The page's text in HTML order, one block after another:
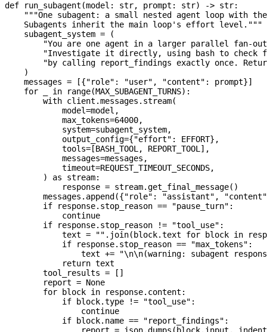
def run_subagent (model : str, prompt : str) -> str:
"""One subagent: a small nested agent loop with
    Subagents inherit the main loop's effort level."""
    subagent_system
= (
"You are one agent in a larger parallel fan-
"Investigate it directly, using bash to check
"by calling report_findings exactly once.
    )
    messages
= [{"role" : "user" , "content" : prompt}]
    for
in range(MAX_SUBAGENT_TURNS):
        with
client.messages.stream(
            model
=model,
            max_tokens
=64000,
            system
=subagent_system,
            output_config
={"effort" : EFFORT},
            tools
= [BASH_TOOL , REPORT_TOOL ],
            messages
=messages,
            timeout
=REQUEST_TIMEOUT_SECONDS,
        )
as stream:
            response
= stream.get_final_message()
        messages.append({
"role" : "assistant" ,
"content"
        if
response.stop_reason == "pause_turn" :
            continue
        if
response.stop_reason != "tool_use" :
            text
= "" .join(block.text for block in
            if
response.stop_reason == "max_tokens" :
                text
+= "\n\n(warning: subagent
            return
text
        tool_results
= []
        report
= None
        for
block in response.content:
            if
block.type != "tool_use" :
                continue
            if
block.name == "report_findings" :